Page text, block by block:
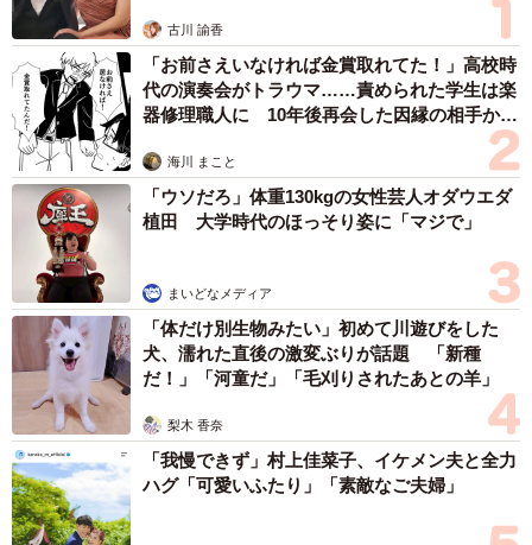
古川 諭香
「お前さえいなければ金賞取れてた！」高校時
代の演奏会がトラウマ……責められた学生は楽
器修理職人に 10年後再会した因縁の相手から
海川 まこと
「ウソだろ」体重130kgの女性芸人オダウエダ
植田 大学時代のほっそり姿に「マジで」
まいどなメディア
「体だけ別生物みたい」初めて川遊びをした
犬、濡れた直後の激変ぶりが話題 「新種
だ！」「河童だ」「毛刈りされたあとの羊」
梨木 香奈
「我慢できず」村上佳菜子、イケメン夫と全力
ハグ「可愛いふたり」「素敵なご夫婦」